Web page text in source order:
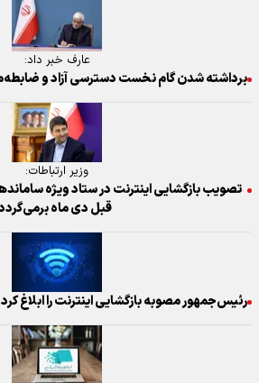
عارف خبر داد:
برداشته شدن گام نخست دسترسی آزاد و
وزیر ارتباطات:
تصویب بازگشایی اینترنت در ستاد ویژه
قبل دی ماه
رئیس‌جمهور مصوبه بازگشایی اینترنت را ابلاغ کرد